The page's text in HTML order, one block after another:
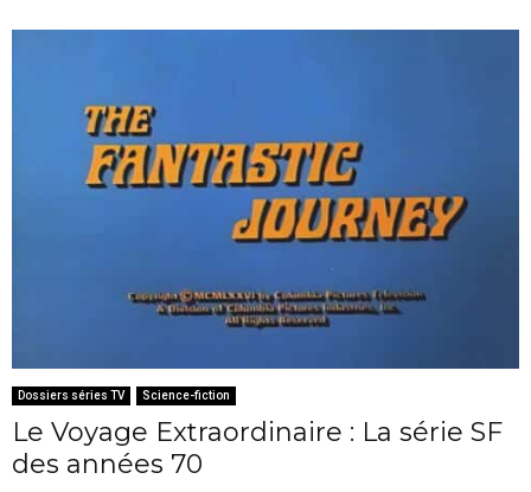
Dossiers séries TV Science-fiction
Le Voyage Extraordinaire : La série SF
des années 70